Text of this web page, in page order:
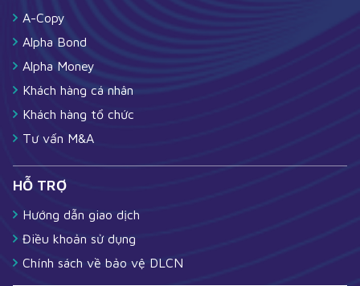
A-Copy
Alpha Bond
Alpha Money
Khách hàng cá nhân
Khách hàng tổ chức
Tư vấn M&A
HỖ TRỢ
Hướng dẫn giao dịch
Điều khoản sử dụng
Chính sách về bảo vệ DLCN